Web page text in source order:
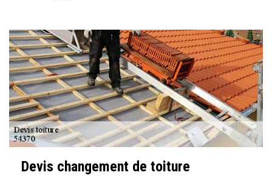
Devis changement de toiture